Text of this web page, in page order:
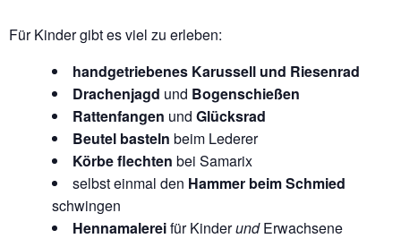
Für Kinder gibt es viel zu erleben:
handgetriebenes Karussell und Riesenrad
Drachenjagd und Bogenschießen
Rattenfangen und Glücksrad
Beutel basteln beim Lederer
Körbe flechten bei Samarix
selbst einmal den Hammer beim Schmied
schwingen
Hennamalereifür KinderundErwachsene